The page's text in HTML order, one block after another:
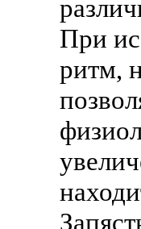
При
ритм,